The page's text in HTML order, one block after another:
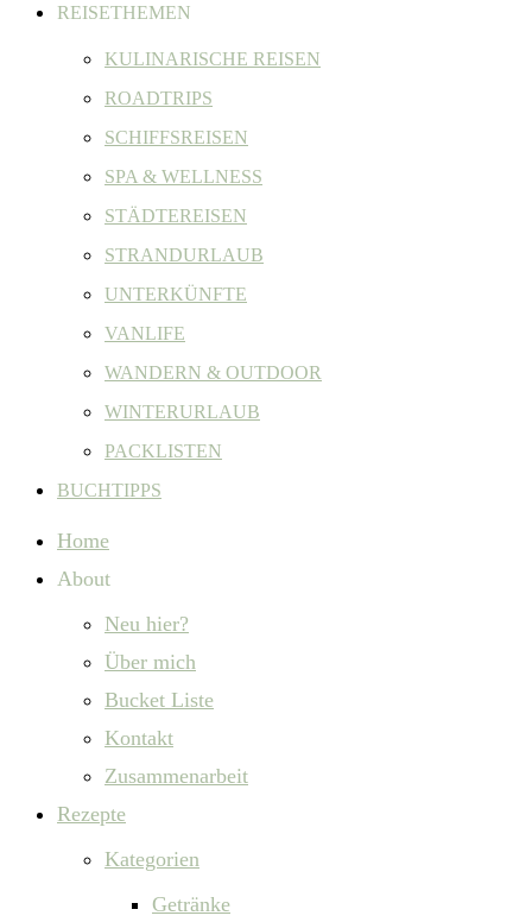
REISETHEMEN
KULINARISCHE REISEN
ROADTRIPS
SCHIFFSREISEN
SPA & WELLNESS
STÄDTEREISEN
STRANDURLAUB
UNTERKÜNFTE
VANLIFE
WANDERN & OUTDOOR
WINTERURLAUB
PACKLISTEN
BUCHTIPPS
Home
About
Neu hier?
Über mich
Bucket Liste
Kontakt
Zusammenarbeit
Rezepte
Kategorien
Getränke